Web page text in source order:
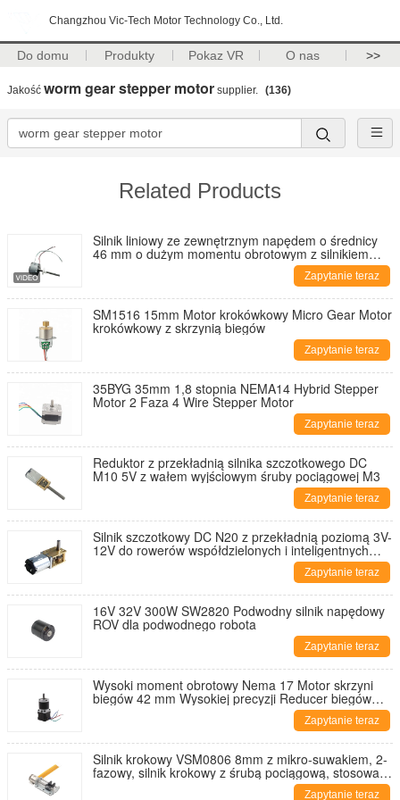
Changzhou Vic-Tech Motor Technology Co., Ltd.
Do domu Produkty Pokaz VR O nas >>
Jakość worm gear stepper motor supplier. (136)
Related Products
Silnik liniowy ze zewnętrznym napędem o średnicy
46 mm o dużym momentu obrotowym z silnikiem
Zapytanie teraz
SM1516 15mm Motor krokówkowy Micro Gear Motor
krokówkowy z skrzynią biegów
Zapytanie teraz
35BYG 35mm 1,8 stopnia NEMA14 Hybrid Stepper
Motor 2 Faza 4 Wire Stepper Motor
Zapytanie teraz
Reduktor z przekładnią silnika szczotkowego DC
M10 5V z wałem wyjściowym śruby pociągowej M3
Zapytanie teraz
Silnik szczotkowy DC N20 z przekładnią poziomą 3V-
12V do rowerów współdzielonych i inteligentnych
Zapytanie teraz
16V 32V 300W SW2820 Podwodny silnik napędowy
ROV dla podwodnego robota
Zapytanie teraz
Wysoki moment obrotowy Nema 17 Motor skrzyni
biegów 42 mm Wysokiej precyzji Reducer biegów
Zapytanie teraz
Silnik krokowy VSM0806 8mm z mikro-suwakiem, 2-
fazowy, silnik krokowy z śrubą pociągową, stosowany
do obiektywów aparatów fotograficznychZapytanie teraz